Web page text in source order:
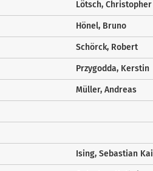
Lötsch, Christopher
Hönel, Bruno
Schörck, Robert
Przygodda, Kerstin
Müller, Andreas
Ising, Sebastian Kai